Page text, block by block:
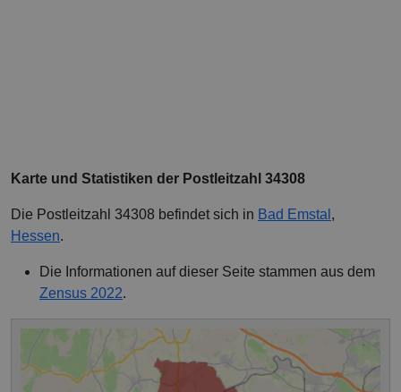
Karte und Statistiken der Postleitzahl 34308
Die Postleitzahl 34308 befindet sich in Bad Emstal ,
Hessen.
Die Informationen auf dieser Seite stammen aus dem
Zensus 2022.